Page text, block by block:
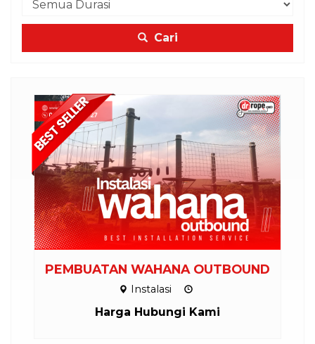
Cari
PEMBUATAN WAHANA OUTBOUND
Instalasi
Harga Hubungi Kami